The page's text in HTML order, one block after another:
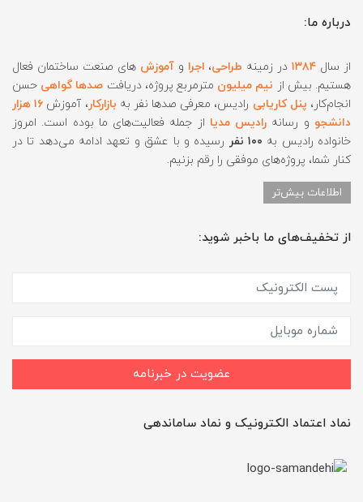
درباره ما:
از سال ۱۳۸۴ در زمینه طراحی، اجرا وآموزشهای صنعت ساختمان فعال
هستیم. بیش از نیم میلیون مترمربع پروژه، دریافت صدها گواهی حسن
انجام‌کار، پنل کاریابی رادیس، معرفی صدها نفر به بازارکار، آموزش
۱۶ هزار
دانشجو و رسانه رادیس مدیا از جمله فعالیت‌های ما بوده است. امروز
خانواده رادیس به ۱۰۰ نفر
رسیده و با عشق و تعهد ادامه می‌دهد تا در
کنار شما، پروژه‌های موفقی را رقم بزنیم.
اطلاعات بیش‌تر
از تخفیف‌های ما باخبر شوید:
عضویت در خبرنامه
نماد اعتماد الکترونیک و نماد ساماندهی